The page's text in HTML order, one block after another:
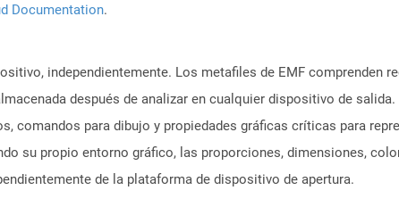
Documentation.
independientemente. Los metafiles de EMF comprenden
después de analizar en cualquier dispositivo de
comandos para dibujo y propiedades gráficas críticas para
su propio entorno gráfico, las proporciones, dimensiones,
de la plataforma de dispositivo de apertura.